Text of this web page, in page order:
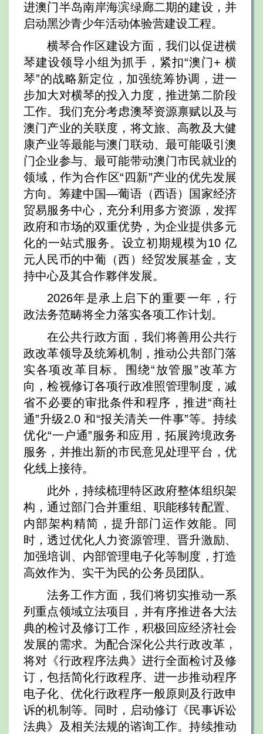
进澳门半岛南岸海滨绿廊二期的建设，并
启动黑沙青少年活动体验营建设工程。
横琴合作区建设方面，我们以促进横
琴建设领导小组为抓手，紧扣“澳门+ 横
琴”的战略新定位，加强统筹协调，进一
步加大对横琴的投入力度，推进第二阶段
工作。我们充分考虑澳琴资源禀赋以及与
澳门产业的关联度，将文旅、高教及大健
康产业等最能与澳门联动、最可能吸引澳
门企业参与、最可能带动澳门市民就业的
领域，作为合作区“四新”产业的优先发展
方向。筹建中国—葡语（西语）国家经济
贸易服务中心，充分利用多方资源，发挥
政府和市场的双重优势，为企业提供多元
化的一站式服务。设立初期规模为10 亿
元人民币的中葡（西）经贸发展基金，支
持中心及其合作夥伴发展。
2026年是承上启下的重要一年，行
政法务范畴将全力落实各项工作计划。
在公共行政方面，我们将善用公共行
政改革领导及统筹机制，推动公共部门落
实各项改革目标。围绕“放管服”改革方
向，检视修订各项行政准照管理制度，减
省不必要的审批条件和程序，推进“商社
通”升级2.0 和“报关清关一件事”等。持续
优化“一户通”服务和应用，拓展跨境政务
服务，并推出新的市民意见处理平台，优
化线上接待。
此外，持续梳理特区政府整体组织架
构，通过部门合并重组、职能移转配置、
内部架构精简，提升部门运作效能。同
时，透过优化人力资源管理、晋升激励、
加强培训、内部管理电子化等制度，打造
高效作为、实干为民的公务员团队。
法务工作方面，我们将切实推动一系
列重点领域立法项目，并有序推进各大法
典的检讨及修订工作，积极回应经济社会
发展的需求。为配合深化公共行政改革，
将对《行政程序法典》进行全面检讨及修
订，包括简化行政程序、进一步推动程序
电子化、优化行政程序一般原则及行政申
诉的机制等。同时，启动修订《民事诉讼
法典》及相关法规的谘询工作。持续推动